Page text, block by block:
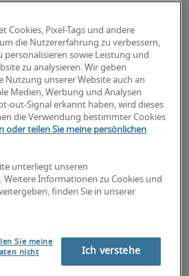
Berufserfahrung in der jeweiligen
über den Großteil der geforderten
Fähigkeiten.
in einer Position.
Cookies, Pixel-Tags und andere
um die Nutzererfahrung zu verbessern,
personalisieren sowie Leistung und
zu analysieren. Wir geben
Nutzung unserer Website auch an
Medien, Werbung und Analysen
out-Signal erkannt haben, wird dieses
die Verwendung bestimmter Cookies
oder teilen Sie meine persönlichen
unterliegt unseren
. Weitere Informationen zu Cookies und
finden Sie in unserer
Sie meine
nicht
Ich verstehe